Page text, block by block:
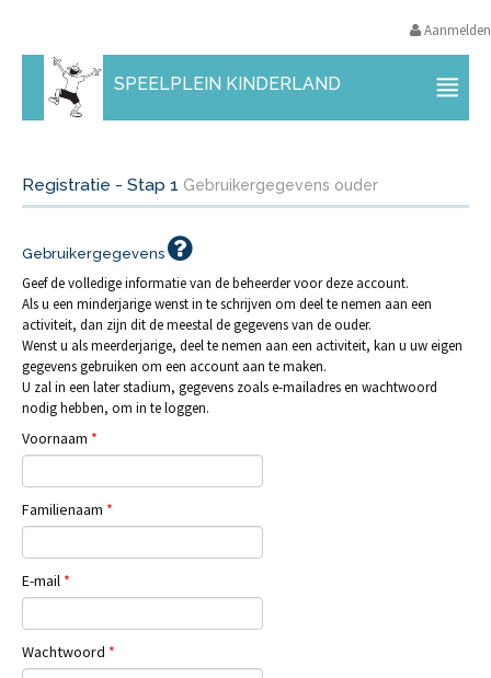
Aanmelden
SPEELPLEIN KINDERLAND
Registratie - Stap 1 Gebruikergegevens ouder
Gebruikergegevens
Geef de volledige informatie van de beheerder voor deze account.
Als u een minderjarige wenst in te schrijven om deel te nemen aan een
activiteit, dan zijn dit de meestal de gegevens van de ouder.
Wenst u als meerderjarige, deel te nemen aan een activiteit, kan u uw eigen
gegevens gebruiken om een account aan te maken.
U zal in een later stadium, gegevens zoals e-mailadres en wachtwoord
nodig hebben, om in te loggen.
Voornaam *
Familienaam *
E-mail *
Wachtwoord *